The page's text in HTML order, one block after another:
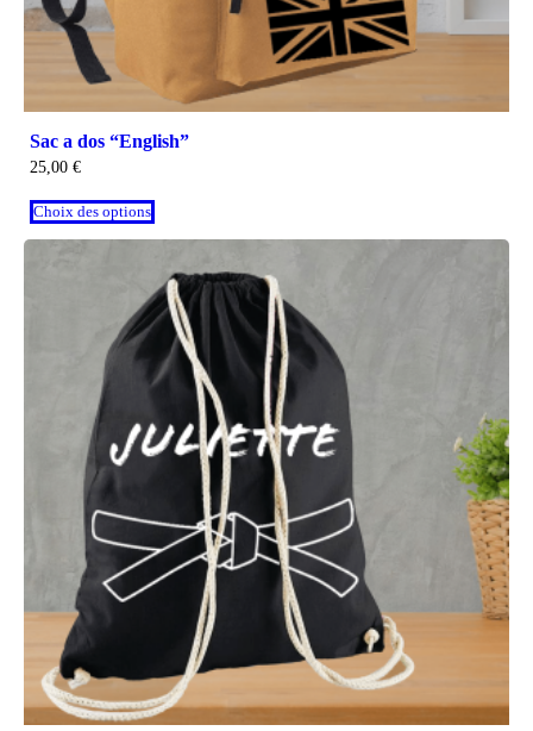
Sac a dos “English”
25,00 €
Choix des options